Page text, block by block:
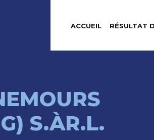
ACCUEIL RÉSULTAT
S.ÀR.L.